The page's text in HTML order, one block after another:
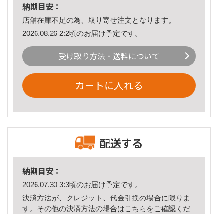
納期目安：
店舗在庫不足の為、取り寄せ注文となります。
2026.08.26 2:2頃のお届け予定です。
受け取り方法・送料について
カートに入れる
配送する
納期目安：
2026.07.30 3:3頃のお届け予定です。
決済方法が、クレジット、代金引換の場合に限りま
す。その他の決済方法の場合はこちら をご確認くだ